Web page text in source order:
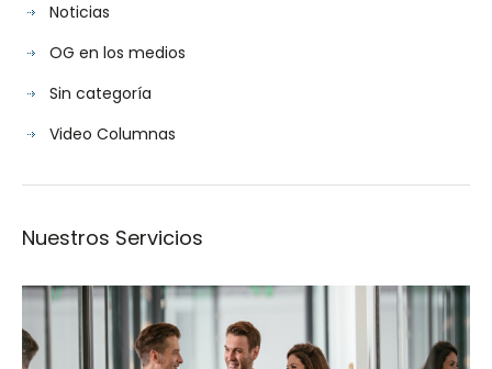
Noticias
OG en los medios
Sin categoría
Video Columnas
Nuestros Servicios